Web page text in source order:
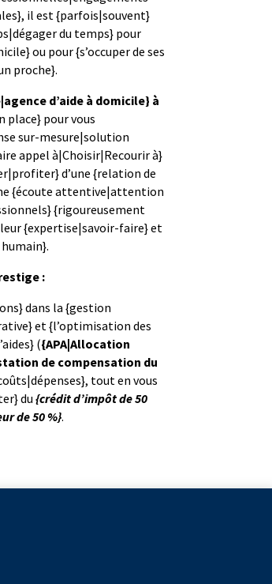
il est {parfois|souvent}
du temps} pour
ou pour {s’occuper de ses
proche}.
d’aide à domicile} à
place} pour vous
sur-mesure|solution
appel à|Choisir|Recourir à}
d’une {relation de
{écoute attentive|attention
{rigoureusement
{expertise|savoir-faire} et
:
dans la {gestion
et {l’optimisation des
({APA|Allocation
de compensation du
tout en vous
du {crédit d’impôt de 50
de 50 %}.